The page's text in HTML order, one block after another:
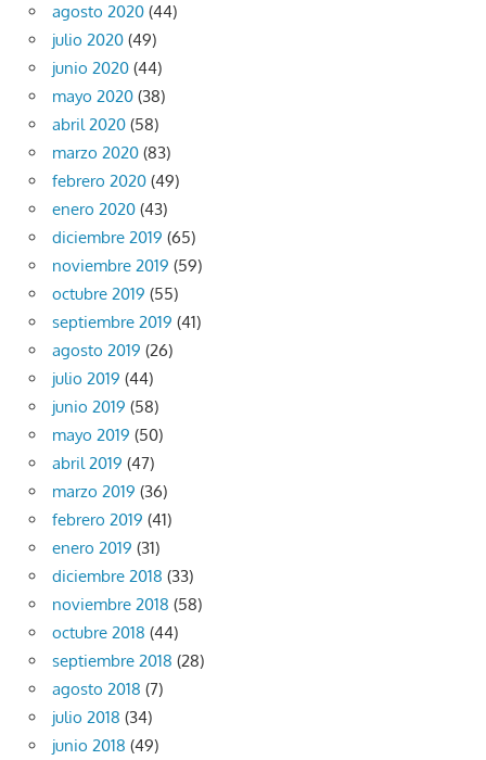
agosto 2020 (44)
julio 2020 (49)
junio 2020 (44)
mayo 2020 (38)
abril 2020 (58)
marzo 2020 (83)
febrero 2020 (49)
enero 2020 (43)
diciembre 2019 (65)
noviembre 2019 (59)
octubre 2019 (55)
septiembre 2019 (41)
agosto 2019 (26)
julio 2019 (44)
junio 2019 (58)
mayo 2019 (50)
abril 2019 (47)
marzo 2019 (36)
febrero 2019 (41)
enero 2019 (31)
diciembre 2018 (33)
noviembre 2018 (58)
octubre 2018 (44)
septiembre 2018 (28)
agosto 2018 (7)
julio 2018 (34)
junio 2018 (49)